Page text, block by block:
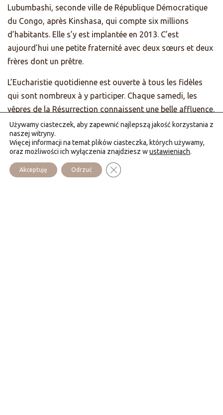
Lubumbashi, seconde ville de République Démocratique
du Congo, après Kinshasa, qui compte six millions
d’habitants. Elle s’y est implantée en 2013. C’est
aujourd’hui une petite fraternité avec deux sœurs et deux
frères dont un prêtre.
L’Eucharistie quotidienne est ouverte à tous les fidèles
qui sont nombreux à y participer. Chaque samedi, les
vêpres de la Résurrection connaissent une belle affluence.
Le foyer anime aussi des après-midis spirituels à thème
chaque dernier samedi du mois. Le dimanche, la
Communauté accueille différents groupes pour des
récollections.
Używamy ciasteczek, aby zapewnić najlepszą jakość korzystania z
naszej witryny.
Więcej informacji na temat plików ciasteczka, których używamy,
oraz możliwości ich wyłączenia znajdziesz wustawieniach.
Akceptuję Odrzuć Zamknij panel powiadomień o